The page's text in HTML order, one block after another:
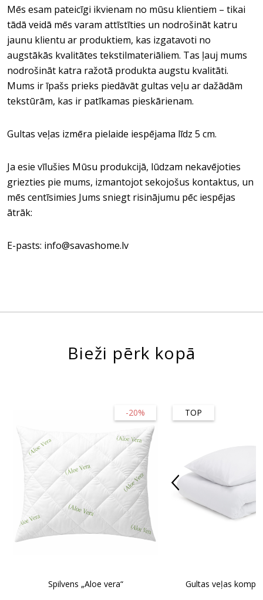
Mēs esam pateicīgi ikvienam no mūsu klientiem – tikai
tādā veidā mēs varam attīstīties un nodrošināt katru
jaunu klientu ar produktiem, kas izgatavoti no
augstākās kvalitātes tekstilmateriāliem. Tas ļauj mums
nodrošināt katra ražotā produkta augstu kvalitāti.
Mums ir īpašs prieks piedāvāt gultas veļu ar dažādām
tekstūrām, kas ir patīkamas pieskārienam.
Gultas veļas izmēra pielaide iespējama līdz 5 cm.
Ja esie vīlušies Mūsu produkcijā, lūdzam nekavējoties
griezties pie mums, izmantojot sekojošus kontaktus, un
mēs centīsimies Jums sniegt risinājumu pēc iespējas
ātrāk:
E-pasts: info@savashome.lv
Bieži pērk kopā
-20%
Spilvens „Aloe vera“
TOP
Gultas veļas